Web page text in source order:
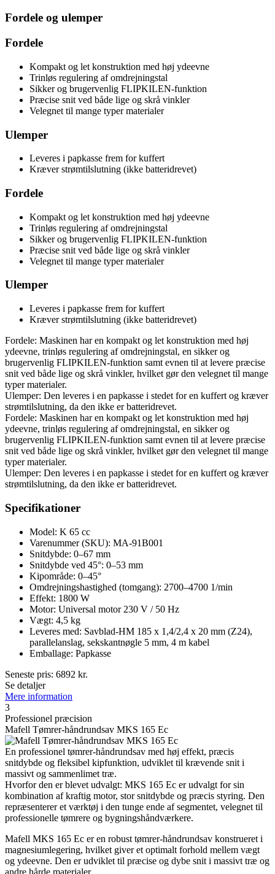
Fordele og ulemper
Fordele
Kompakt og let konstruktion med høj ydeevne
Trinløs regulering af omdrejningstal
Sikker og brugervenlig FLIPKILEN-funktion
Præcise snit ved både lige og skrå vinkler
Velegnet til mange typer materialer
Ulemper
Leveres i papkasse frem for kuffert
Kræver strømtilslutning (ikke batteridrevet)
Fordele
Kompakt og let konstruktion med høj ydeevne
Trinløs regulering af omdrejningstal
Sikker og brugervenlig FLIPKILEN-funktion
Præcise snit ved både lige og skrå vinkler
Velegnet til mange typer materialer
Ulemper
Leveres i papkasse frem for kuffert
Kræver strømtilslutning (ikke batteridrevet)
Fordele: Maskinen har en kompakt og let konstruktion med høj
ydeevne, trinløs regulering af omdrejningstal, en sikker og
brugervenlig FLIPKILEN-funktion samt evnen til at levere præcise
snit ved både lige og skrå vinkler, hvilket gør den velegnet til mange
typer materialer.
Ulemper: Den leveres i en papkasse i stedet for en kuffert og kræver
strømtilslutning, da den ikke er batteridrevet.
Fordele: Maskinen har en kompakt og let konstruktion med høj
ydeevne, trinløs regulering af omdrejningstal, en sikker og
brugervenlig FLIPKILEN-funktion samt evnen til at levere præcise
snit ved både lige og skrå vinkler, hvilket gør den velegnet til mange
typer materialer.
Ulemper: Den leveres i en papkasse i stedet for en kuffert og kræver
strømtilslutning, da den ikke er batteridrevet.
Specifikationer
Model: K 65 cc
Varenummer (SKU): MA-91B001
Snitdybde: 0–67 mm
Snitdybde ved 45°: 0–53 mm
Kipområde: 0–45°
Omdrejningshastighed (tomgang): 2700–4700 1/min
Effekt: 1800 W
Motor: Universal motor 230 V / 50 Hz
Vægt: 4,5 kg
Leveres med: Savblad-HM 185 x 1,4/2,4 x 20 mm (Z24),
parallelanslag, sekskantnøgle 5 mm, 4 m kabel
Emballage: Papkasse
Seneste pris: 6892 kr.
Se detaljer
Mere information
3
Professionel præcision
Mafell Tømrer-håndrundsav MKS 165 Ec
En professionel tømrer-håndrundsav med høj effekt, præcis
snitdybde og fleksibel kipfunktion, udviklet til krævende snit i
massivt og sammenlimet træ.
Hvorfor den er blevet udvalgt: MKS 165 Ec er udvalgt for sin
kombination af kraftig motor, stor snitdybde og præcis styring. Den
repræsenterer et værktøj i den tunge ende af segmentet, velegnet til
professionelle tømrere og bygningshåndværkere.
Mafell MKS 165 Ec er en robust tømrer-håndrundsav konstrueret i
magnesiumlegering, hvilket giver et optimalt forhold mellem vægt
og ydeevne. Den er udviklet til præcise og dybe snit i massivt træ og
andre hårde materialer.